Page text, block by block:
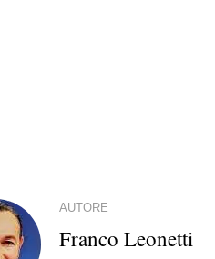
AUTORE
Franco Leonetti